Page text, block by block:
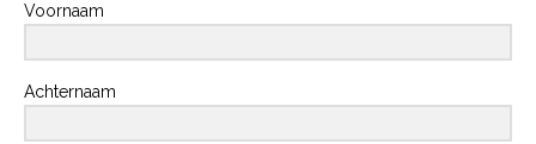
Voornaam
Achternaam